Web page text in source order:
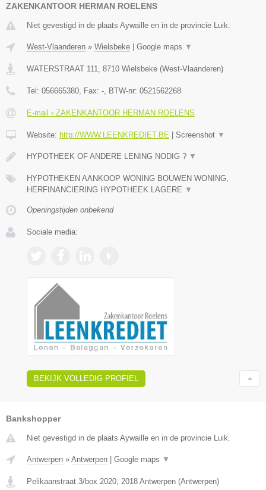
ZAKENKANTOOR HERMAN ROELENS
Niet gevestigd in de plaats Aywaille en in de provincie Luik.
West-Vlaanderen » Wielsbeke Google maps ▼
WATERSTRAAT 111 8710 Wielsbeke (West-Vlaanderen)
Tel: 056665380 , Fax: - , BTW-nr: 0521562268
E-mail › ZAKENKANTOOR HERMAN ROELENS
Website: http://WWW.LEENKREDIET.BE Screenshot ▼
HYPOTHEEK OF ANDERE LENING NODIG ? ▼
HYPOTHEKEN AANKOOP WONING BOUWEN WONING,
HERFINANCIERING HYPOTHEEK LAGERE ▼
Openingstijden onbekend
Sociale media:
BEKIJK VOLLEDIG PROFIEL
Bankshopper
Niet gevestigd in de plaats Aywaille en in de provincie Luik.
Antwerpen » Antwerpen Google maps ▼
Pelikaanstraat 3/box 2020 2018 Antwerpen (Antwerpen)